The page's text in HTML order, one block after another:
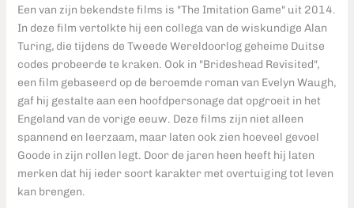
Een van zijn bekendste films is "The Imitation Game" uit 2014.
In deze film vertolkte hij een collega van de wiskundige Alan
Turing, die tijdens de Tweede Wereldoorlog geheime Duitse
codes probeerde te kraken. Ook in "Brideshead Revisited",
een film gebaseerd op de beroemde roman van Evelyn Waugh,
gaf hij gestalte aan een hoofdpersonage dat opgroeit in het
Engeland van de vorige eeuw. Deze films zijn niet alleen
spannend en leerzaam, maar laten ook zien hoeveel gevoel
Goode in zijn rollen legt. Door de jaren heen heeft hij laten
merken dat hij ieder soort karakter met overtuiging tot leven
kan brengen.